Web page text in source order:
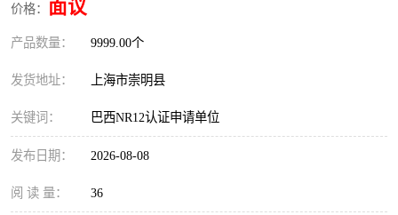
价格： 面议
产品数量： 9999.00个
发货地址： 上海市崇明县
关键词： 巴西NR12认证申请单位
发布日期： 2026-08-08
阅 读 量： 36